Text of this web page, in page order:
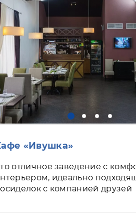
«Ивушка»
отличное заведение с
идеально
с компанией друзей